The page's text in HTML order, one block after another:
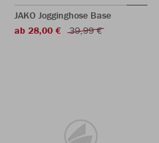
JAKO Jogginghose Base
ab 28,00 €
39,99 €